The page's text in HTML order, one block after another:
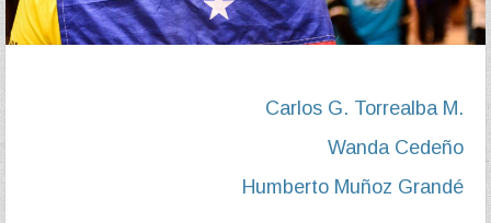
Carlos G. Torrealba M.
Wanda Cedeño
Humberto Muñoz Grandé